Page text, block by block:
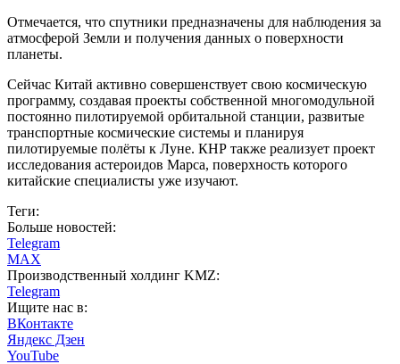
Отмечается, что спутники предназначены для наблюдения за
атмосферой Земли и получения данных о поверхности
планеты.
Сейчас Китай активно совершенствует свою космическую
программу, создавая проекты собственной многомодульной
постоянно пилотируемой орбитальной станции, развитые
транспортные космические системы и планируя
пилотируемые полёты к Луне. КНР также реализует проект
исследования астероидов Марса, поверхность которого
китайские специалисты уже изучают.
Теги:
Больше новостей:
Telegram
MAX
Производственный холдинг KMZ:
Telegram
Ищите нас в:
ВКонтакте
Яндекс Дзен
YouTube